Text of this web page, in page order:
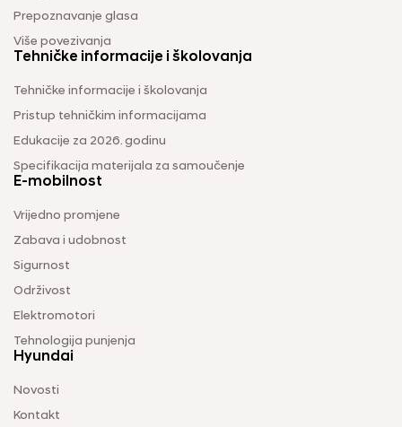
Prepoznavanje glasa
Više povezivanja
Tehničke informacije i školovanja
Tehničke informacije i školovanja
Pristup tehničkim informacijama
Edukacije za 2026. godinu
Specifikacija materijala za samoučenje
E-mobilnost
Vrijedno promjene
Zabava i udobnost
Sigurnost
Održivost
Elektromotori
Tehnologija punjenja
Hyundai
Novosti
Kontakt